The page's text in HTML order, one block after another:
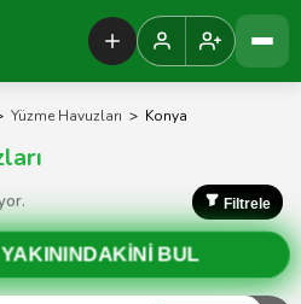
Yüzme Havuzları > Konya
Filtrele
BUL